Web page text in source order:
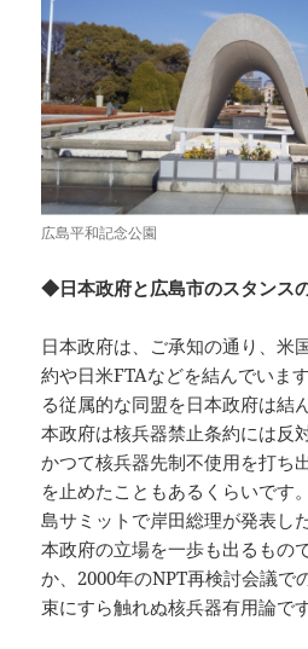
広島平和記念公園
◆日本政府と広島市のスタンス
日本政府は、ご承知の通り、米
約や日米FTAなどを結んでいま
る従属的な同盟を日本政府は結
本政府は核兵器禁止条約には反
かつて核兵器先制不使用を打ち
を止めたこともあるくらいです
島サミットで岸田総理が発表し
本政府の立場を一歩も出るもの
か、2000年のNPT再検討会議で
束にすら触れぬ核兵器有用論です